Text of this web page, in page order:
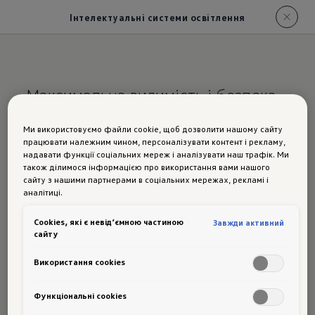
Інтелектуальні системи освітлення
Максимальна видимість і безпека
транспорту.
Новий T-Roc:огляд
системи
автоматичного
Ми використовуємо файли cookie, щоб дозволити нашому сайту
працювати належним чином, персоналізувати контент і рекламу,
надавати функції соціальних мереж і аналізувати наш трафік. Ми
також ділимося інформацією про використання вами нашого
сайту з нашими партнерами в соціальних мережах, рекламі і
аналітиці.
Сookies, які є невід’ємною частиною
сайту
Завжди активний
Використання cookies
Функціональні cookies